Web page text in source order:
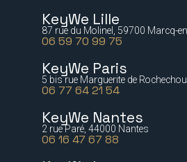
KeyWe Lille
87 rue du Molinel, 59700 Marcq-
06 59 70 99 75
KeyWe Paris
5 bis rue Marguerite de
06 77 64 21 54
KeyWe Nantes
2 rue Paré, 44000 Nantes
06 16 47 67 88